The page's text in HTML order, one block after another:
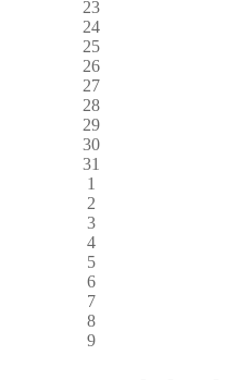
23
24
25
26
27
28
29
30
31
1
2
3
4
5
6
7
8
9